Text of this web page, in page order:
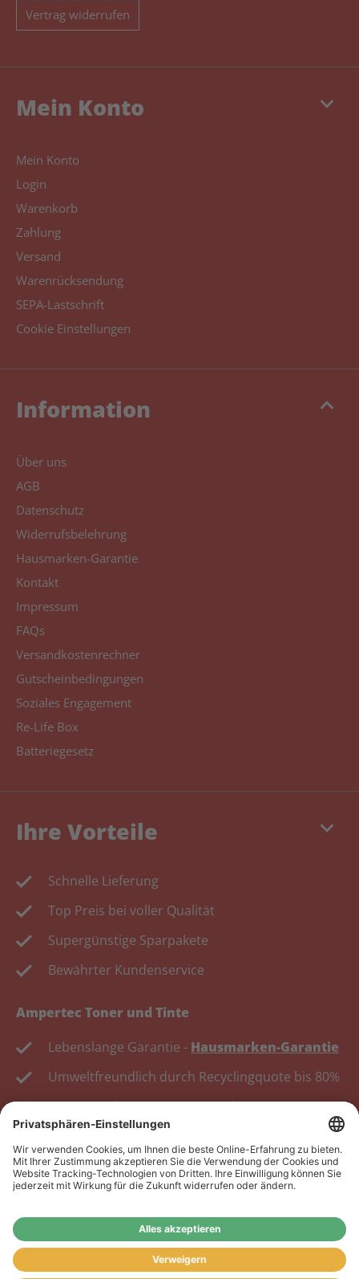
Vertrag widerrufen
keyboard_arrow_down
Mein Konto
Mein Konto
Login
Warenkorb
Zahlung
Versand
Warenrücksendung
SEPA-Lastschrift
Cookie Einstellungen
keyboard_arrow_up
Information
Über uns
AGB
Datenschutz
Widerrufsbelehrung
Hausmarken-Garantie
Kontakt
Impressum
FAQs
Versandkostenrechner
Gutscheinbedingungen
Soziales Engagement
Re-Life Box
Batteriegesetz
keyboard_arrow_down
Ihre Vorteile
Schnelle Lieferung
Top Preis bei voller Qualität
Supergünstige Sparpakete
Bewährter Kundenservice
Ampertec Toner und Tinte
Lebenslange Garantie - Hausmarken-Garantie
Umweltfreundlich durch Recyclingquote bis 80%
Kosten senken, Ressourcen schonen.
Wiederverkäufer:
Wiederverkäufer sind, registrieren Sie sich bitte in
unserem Händler-Portalwww.tonerhersteller.de